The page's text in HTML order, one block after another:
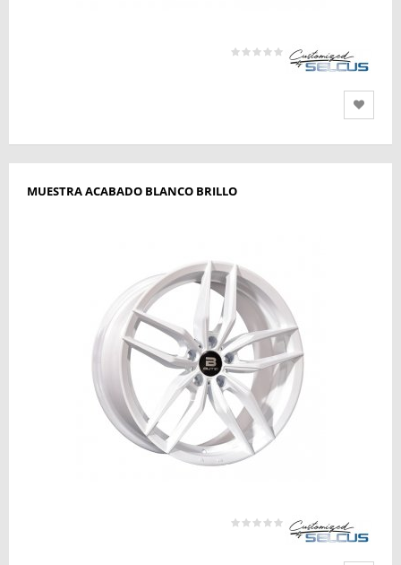
MUESTRA ACABADO BLANCO BRILLO